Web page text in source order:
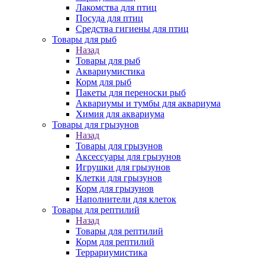
Лакомства для птиц
Посуда для птиц
Средства гигиены для птиц
Товары для рыб
Назад
Товары для рыб
Аквариумистика
Корм для рыб
Пакеты для переноски рыб
Аквариумы и тумбы для аквариума
Химия для аквариума
Товары для грызунов
Назад
Товары для грызунов
Аксессуары для грызунов
Игрушки для грызунов
Клетки для грызунов
Корм для грызунов
Наполнители для клеток
Товары для рептилий
Назад
Товары для рептилий
Корм для рептилий
Террариумистика